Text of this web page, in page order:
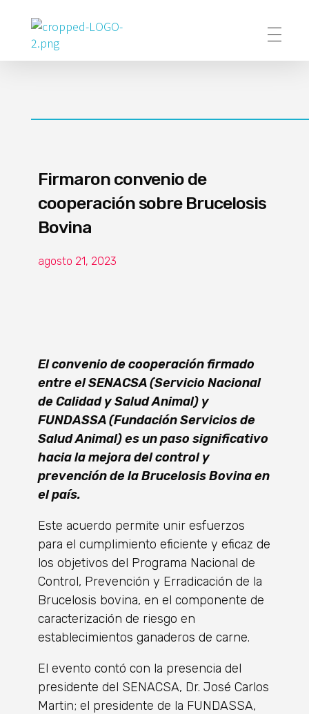
Poder Agropecuario
Firmaron convenio de
cooperación sobre Brucelosis
Bovina
agosto 21, 2023
El convenio de cooperación firmado
entre el SENACSA (Servicio Nacional
de Calidad y Salud Animal) y
FUNDASSA (Fundación Servicios de
Salud Animal) es un paso significativo
hacia la mejora del control y
prevención de la Brucelosis Bovina en
el país.
Este acuerdo permite unir esfuerzos
para el cumplimiento eficiente y eficaz de
los objetivos del Programa Nacional de
Control, Prevención y Erradicación de la
Brucelosis bovina, en el componente de
caracterización de riesgo en
establecimientos ganaderos de carne.
El evento contó con la presencia del
presidente del SENACSA, Dr. José Carlos
Martin; el presidente de la FUNDASSA,